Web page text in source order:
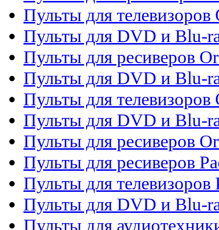
Пульты для телевизоров
Пульты для DVD и Blu-
Пульты для ресиверов
Пульты для DVD и Blu-
Пульты для телевизоров
Пульты для DVD и Blu-
Пульты для ресиверов
Пульты для ресиверов
Пульты для телевизоров
Пульты для DVD и Blu-
Пульты для